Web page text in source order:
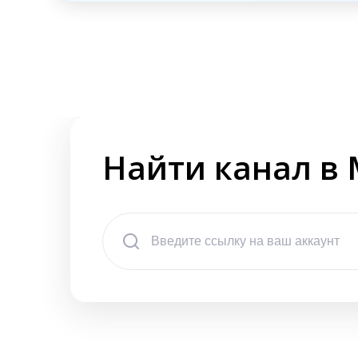
Найти канал в